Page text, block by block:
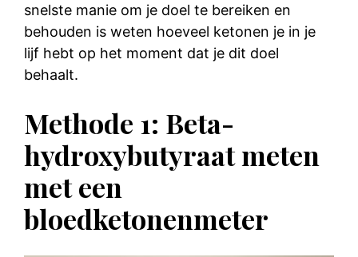
snelste manie om je doel te bereiken en
behouden is weten hoeveel ketonen je in je
lijf hebt op het moment dat je dit doel
behaalt.
Methode 1: Beta-
hydroxybutyraat meten
met een
bloedketonenmeter